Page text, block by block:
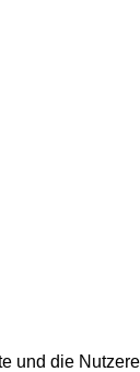
und die